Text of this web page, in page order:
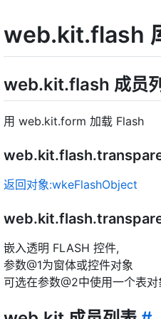
web.kit.flash
web.kit.flash 成员
用 web.kit.form 加载 Flash
返回对象:wkeFlashObject
嵌入透明 FLASH 控件,
参数@1为窗体或控件对象
可选在参数@2中使用一个表